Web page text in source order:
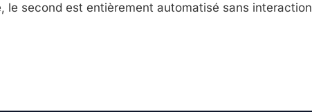
le second est entièrement automatisé sans interaction